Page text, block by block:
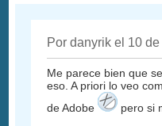
Por danyrik el 10
Me parece bien que
eso. A priori lo veo
de Adobe
pero si